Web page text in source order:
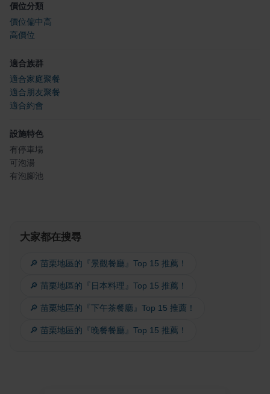
價位分類
價位偏中高
高價位
適合族群
適合家庭聚餐
適合朋友聚餐
適合約會
設施特色
有停車場
可泡湯
有泡腳池
大家都在搜尋
🔎 苗栗地區的『景觀餐廳』Top 15 推薦！
🔎 苗栗地區的『日本料理』Top 15 推薦！
🔎 苗栗地區的『下午茶餐廳』Top 15 推薦！
🔎 苗栗地區的『晚餐餐廳』Top 15 推薦！